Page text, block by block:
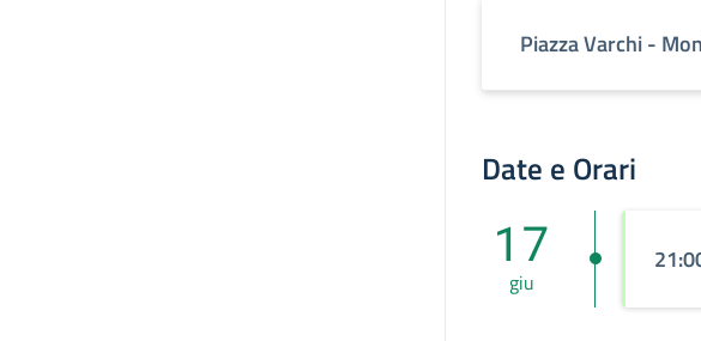
Piazza Varchi -
Date e Orari
17
giu